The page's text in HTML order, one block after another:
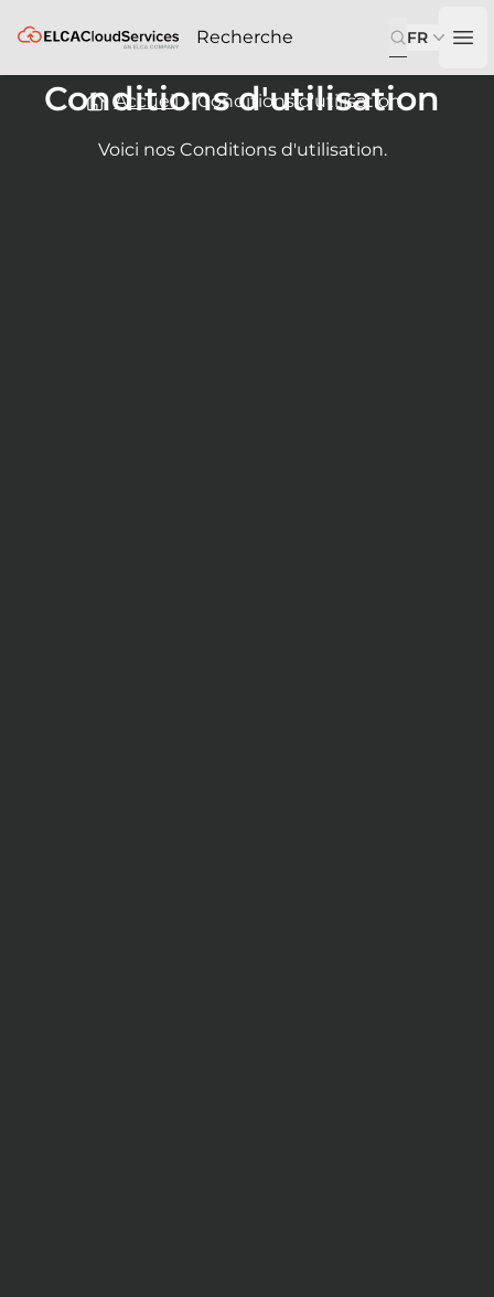
ELCA FR
Accueil Conditions d'utilisation
Conditions d'utilisation
Voici nos Conditions d'utilisation.